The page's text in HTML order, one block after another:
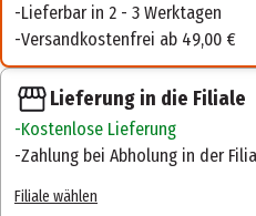
Lieferbar in 2 - 3 Werktagen
Versandkostenfrei ab 49,00 €
Lieferung in die Filiale
Kostenlose Lieferung
Zahlung bei Abholung in der
Filiale wählen